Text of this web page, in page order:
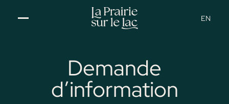
EN
Demande
d’information